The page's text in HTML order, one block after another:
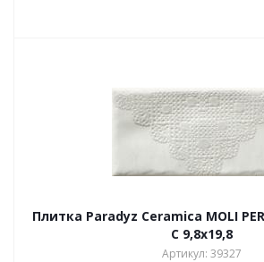
Плитка Paradyz Ceramica MOLI
C 9,8х19,8
Артикул: 39327